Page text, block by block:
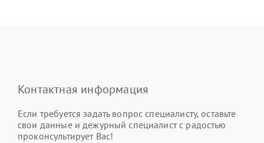
Контактная информация
Если требуется задать вопрос специалисту, оставьте
свои данные и дежурный специалист с радостью
проконсультирует Вас!